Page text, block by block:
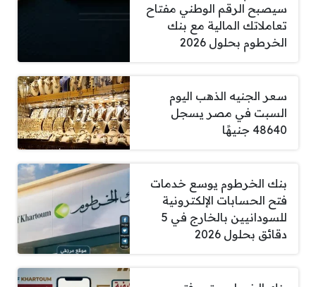
سيصبح الرقم الوطني مفتاح
تعاملاتك المالية مع بنك
الخرطوم بحلول 2026
سعر الجنيه الذهب اليوم
السبت في مصر يسجل
48640 جنيهًا
بنك الخرطوم يوسع خدمات
فتح الحسابات الإلكترونية
للسودانيين بالخارج في 5
دقائق بحلول 2026